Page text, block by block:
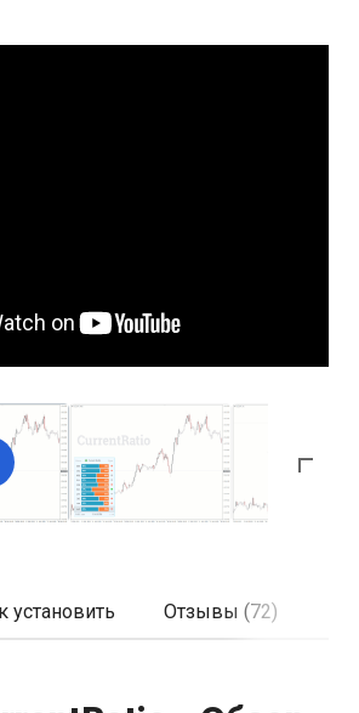
установить Отзывы (72)